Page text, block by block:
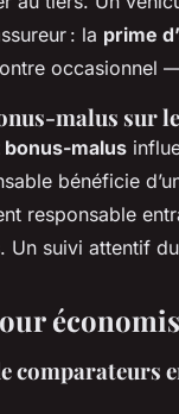
: la prime
occasionnel
malus sur
malus
bénéficie
responsable
Un suivi attentif
comparateurs